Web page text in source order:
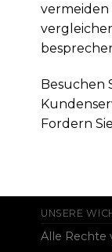
vermeiden
Besuchen
Fordern
UNSERE
Alle Rechte